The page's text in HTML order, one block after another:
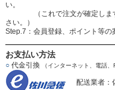
い。
（これで注文が確定します
さい。）
Step.7：会員登録、ポイント等の
お支払い方法
○代金引換 （インターネット、電話、
配送業者：